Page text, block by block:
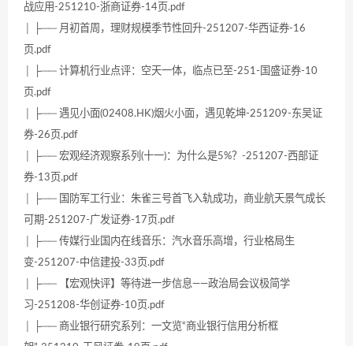
战应用-251210-浙商证券-14页.pdf
│ ├── 月初首周，理财规模季节性回升-251207-华西证券-16
页.pdf
│ ├── 计算机行业点评：空天一体，临点已至-251-国盛证券-10
页.pdf
│ ├── 遇见小面(02408.HK)烟火小面，遇见乾坤-251209-东吴证
券-26页.pdf
│ ├── 宏观经济观察系列(十一)：为什么是5%？-251207-西部证
券-13页.pdf
│ ├── 国防军工行业：朱雀三号首飞入轨成功，商业航天景气成长
可期-251207-广发证券-17页.pdf
│ ├── 传媒行业国内在线音乐：汽水音乐高增，行业格局生
变-251207-中信建投-33页.pdf
│ ├── 【宏观快评】等待进一步信息——政治局会议极简学
习-251208-华创证券-10页.pdf
│ ├── 商业银行研究系列：一文览“商业银行信用分析框